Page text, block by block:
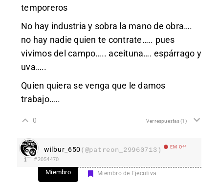
temporeros
No hay industria y sobra la mano de obra….
no hay nadie quien te contrate….. pues
vivimos del campo….. aceituna…. espárrago y
uva…..
Quien quiera se venga que le damos
trabajo…..
0 Ver respuestas(1)
wilbur_650 (@patreon_29960713) EM Off
#2054470
Miembro Miembro de Ejecutiva